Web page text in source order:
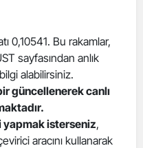
Erzincan
Erzurum
Gaziantep
0,10541. Bu rakamlar,
sayfasından anlık
alabilirsiniz.
güncellenerek canlı
yapmak isterseniz,
aracını kullanarak